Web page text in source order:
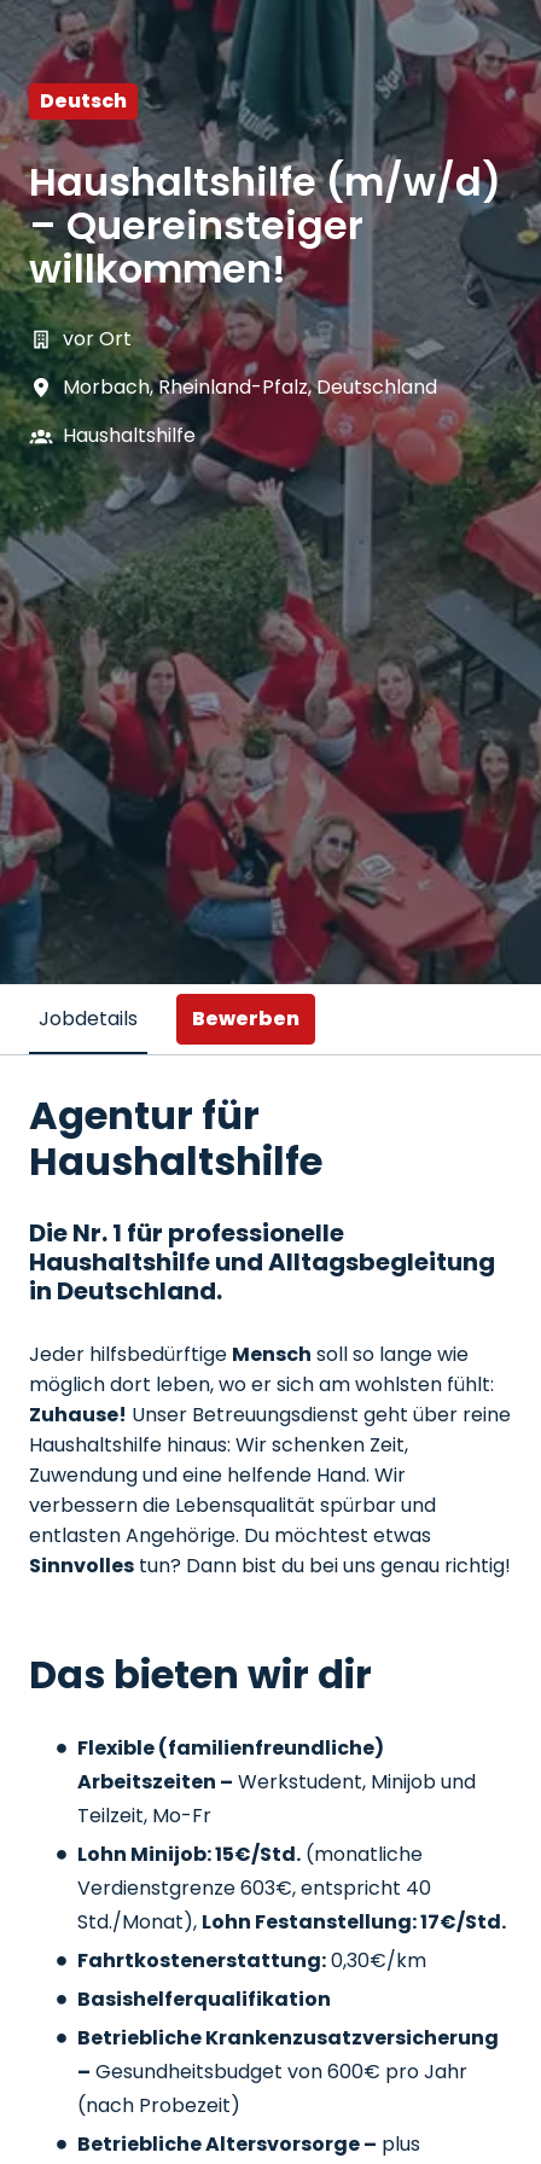
Deutsch
Haushaltshilfe (m/w/d)
– Quereinsteiger
willkommen!
vor Ort
Morbach,Rheinland-Pfalz,Deutschland
Haushaltshilfe
Jobdetails Bewerben
Agentur für
Haushaltshilfe
Die Nr. 1 für professionelle
Haushaltshilfe und Alltagsbegleitung
in Deutschland.
Jeder hilfsbedürftige Mensch soll so lange wie
möglich dort leben, wo er sich am wohlsten fühlt:
Zuhause! Unser Betreuungsdienst geht über reine
Haushaltshilfe hinaus: Wir schenken Zeit,
Zuwendung und eine helfende Hand. Wir
verbessern die Lebensqualität spürbar und
entlasten Angehörige. Du möchtest etwas
Sinnvolles tun? Dann bist du bei uns genau richtig!
Das bieten wir dir
Flexible (familienfreundliche)
Arbeitszeiten – Werkstudent, Minijob und
Teilzeit, Mo-Fr
Lohn Minijob: 15€/Std. (monatliche
Verdienstgrenze 603€, entspricht 40
Std./Monat), Lohn Festanstellung: 17€/Std.
Fahrtkostenerstattung:0,30€/km
Basishelferqualifikation
Betriebliche Krankenzusatzversicherung
– Gesundheitsbudget von 600€ pro Jahr
(nach Probezeit)
Betriebliche Altersvorsorge – plus